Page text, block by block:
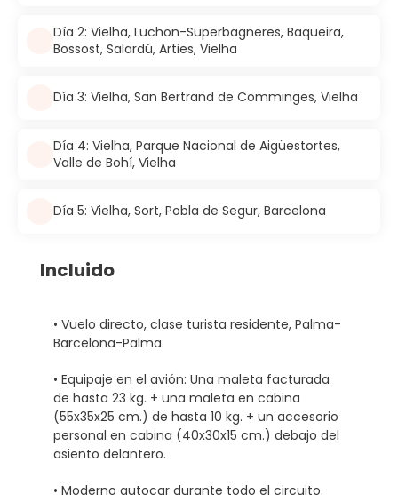
Día 2: Vielha, Luchon-Superbagneres, Baqueira,
Bossost, Salardú, Arties, Vielha
Día 3: Vielha, San Bertrand de Comminges, Vielha
Día 4: Vielha, Parque Nacional de Aigüestortes,
Valle de Bohí, Vielha
Día 5: Vielha, Sort, Pobla de Segur, Barcelona
Incluido
• Vuelo directo, clase turista residente, Palma-
Barcelona-Palma.
• Equipaje en el avión: Una maleta facturada
de hasta 23 kg. + una maleta en cabina
(55x35x25 cm.) de hasta 10 kg. + un accesorio
personal en cabina (40x30x15 cm.) debajo del
asiento delantero.
• Moderno autocar durante todo el circuito.